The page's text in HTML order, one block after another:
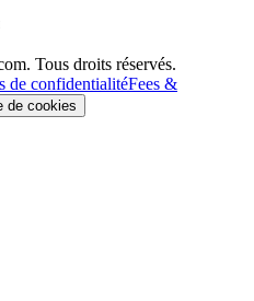
Tous droits réservés.
de confidentialitéFees &
de cookies